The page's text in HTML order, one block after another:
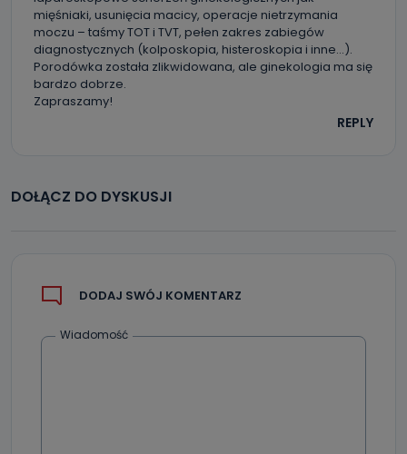
mięśniaki, usunięcia macicy, operacje nietrzymania
moczu – taśmy TOT i TVT, pełen zakres zabiegów
diagnostycznych (kolposkopia, histeroskopia i inne…).
Porodówka została zlikwidowana, ale ginekologia ma się
bardzo dobrze.
Zapraszamy!
REPLY
DOŁĄCZ DO DYSKUSJI
DODAJ SWÓJ KOMENTARZ
Wiadomość